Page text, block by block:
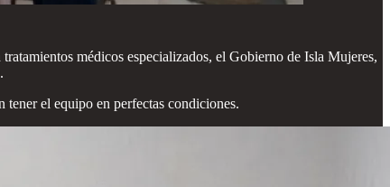
médicos especializados, el Gobierno de Isla Mujeres,
el equipo en perfectas condiciones.